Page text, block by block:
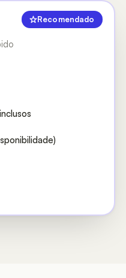
Recomendado